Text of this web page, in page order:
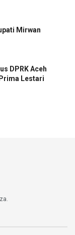
Mirwan
DPRK Aceh
Lestari
.